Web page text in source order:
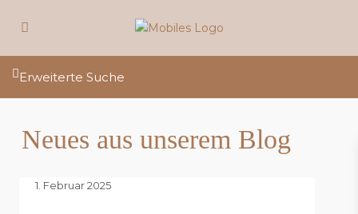
Erweiterte Suche
Neues aus unserem Blog
1. Februar 2025